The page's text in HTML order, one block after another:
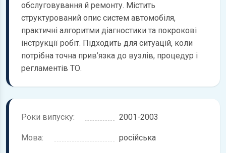
обслуговування й ремонту. Містить
структурований опис систем автомобіля,
практичні алгоритми діагностики та покрокові
інструкції робіт. Підходить для ситуацій, коли
потрібна точна прив’язка до вузлів, процедур і
регламентів ТО.
Роки випуску: 2001-2003
Мова: російська